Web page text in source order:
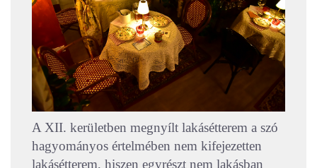
A XII. kerületben megnyílt lakásétterem a szó
hagyományos értelmében nem kifejezetten
lakásétterem, hiszen egyrészt nem lakásban